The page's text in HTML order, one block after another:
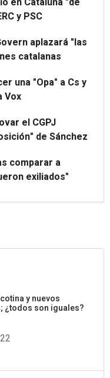
y PSC
aplazará "las
catalanas
una "Opa" a Cs y
Vox
el CGPJ
de Sánchez
comparar a
exiliados"
y nuevos
¿todos son iguales?